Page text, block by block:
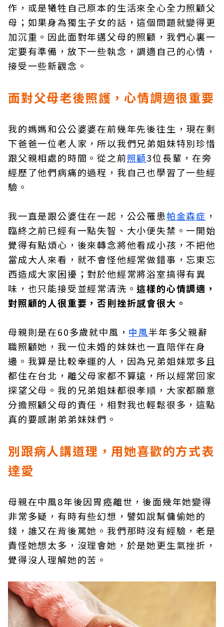
作，或是犧牲自己原本的生活來全心全力照顧父
母；如果身為獨生子女的話，這個問題就變得更
加沉重。因此面對年邁父母的照顧，我們心裏一
定要有準備，放下一些執念，調適自己的心情，
接受一些新觀念。
面對父母老後照護，心情調適很重要
我的媽媽和公公婆婆在前幾年先後往生，現在剩
下爸爸一位老人家，所以我們兄弟姐妹特別珍惜
跟父親相處的時間。從之前照顧3位長輩，在旁
經歷了他們病痛的過程，我自己也學習了一些經
驗。
我一直是跟公婆住在一起，公公罹患帕金森症 ，
臨終之前已經有一點失智、大小便失禁。一開始
覺得有點煩心，後來轉念將他看成小孩，不把他
當成大人來看，就不會怪他經常做錯事，忘東忘
西造成大家困擾；對於他經常將浴室搞得有異
味，也只能接受並經常清洗。這樣的心情調適，
對照顧的人很重要，否則挫折感會很大。
母親則是在60多歲就中風， 中風半年多父親辭
職照顧她，我一位未婚的妹妹也一直陪伴在身
邊。我算是比較幸運的人，因為兄弟姐妹眾多且
都住在台北，離父母家都不算遠，所以經常回家
探望父母。我的兄弟姐妹都很孝順，大家都願意
分擔照顧父母的責任，相對我也輕鬆很多，這點
真的要感謝弟弟妹妹們。
別跟病人講道理，用她喜歡的方式表
達愛
母親在中風8年後因胃癌離世，後面幾年她變得
非常多疑，有時有些幻想，譬如說幫傭偷她的
錢，誰又在背後罵她。我們那時沒有經驗，老是
責怪她想太多，沒理會她，於是她更生氣挫折，
覺得沒人理解她的苦。